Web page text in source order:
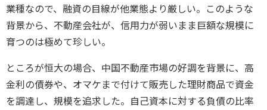
業種なので、融資の目線が他業態より厳しい。このような
背景から、不動産会社が、信用力が弱いまま巨額な規模に
育つのは極めて珍しい。
ところが恒大の場合、中国不動産市場の好調を背景に、高
金利の債券や、オマケまで付けて販売した理財商品で資金
を調達し、規模を追求した。自己資本に対する負債の比率